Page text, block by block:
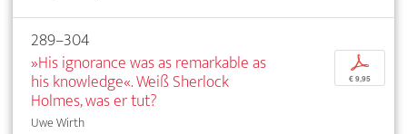
289–304
»His ignorance was as remarkable as
his knowledge«. Weiß Sherlock
Holmes, was er tut?
Uwe Wirth
p
€ 9,95